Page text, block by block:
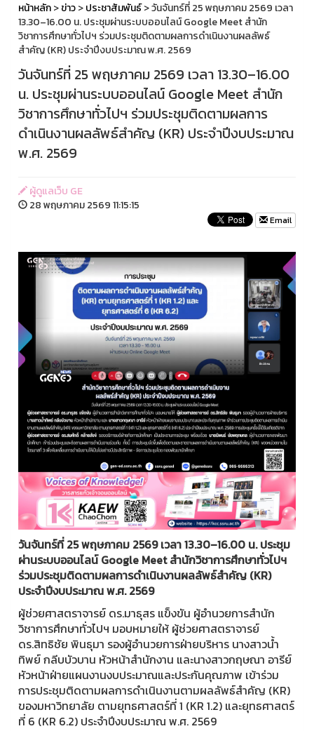
หน้าหลัก>ข่าว>ประชาสัมพันธ์> วันจันทร์ที่ 25 พฤษภาคม 2569 เวลา
13.30–16.00 น. ประชุมผ่านระบบออนไลน์ Google Meet สำนัก
วิชาการศึกษาทั่วไปฯ ร่วมประชุมติดตามผลการดำเนินงานผลลัพธ์
สำคัญ (KR) ประจำปีงบประมาณ พ.ศ. 2569
วันจันทร์ที่ 25 พฤษภาคม 2569 เวลา 13.30–16.00
น. ประชุมผ่านระบบออนไลน์ Google Meet สำนัก
วิชาการศึกษาทั่วไปฯ ร่วมประชุมติดตามผลการ
ดำเนินงานผลลัพธ์สำคัญ (KR) ประจำปีงบประมาณ
พ.ศ. 2569
ผู้ดูแลเว็บ GE
28 พฤษภาคม 2569 11:15:15
Email
วันจันทร์ที่ 25 พฤษภาคม 2569 เวลา 13.30–16.00 น. ประชุม
ผ่านระบบออนไลน์ Google Meetสำนักวิชาการศึกษาทั่วไปฯ
ร่วมประชุมติดตามผลการดำเนินงานผลลัพธ์สำคัญ (KR)
ประจำปีงบประมาณ พ.ศ. 2569
ผู้ช่วยศาสตราจารย์ ดร.มาธุสร แข็งขัน ผู้อำนวยการสำนัก
วิชาการศึกษาทั่วไปฯ มอบหมายให้ ผู้ช่วยศาสตราจารย์
ดร.สิทธิชัย พินธุมา รองผู้อำนวยการฝ่ายบริหาร นางสาวน้ำ
ทิพย์ กลีบบัวบาน หัวหน้าสำนักงาน และนางสาวกฤษณา อารีย์
หัวหน้าฝ่ายแผนงานงบประมาณและประกันคุณภาพ เข้าร่วม
การประชุมติดตามผลการดำเนินงานตามผลลัพธ์สำคัญ (KR)
ของมหาวิทยาลัย ตามยุทธศาสตร์ที่ 1 (KR 1.2) และยุทธศาสตร์
ที่ 6 (KR 6.2) ประจำปีงบประมาณ พ.ศ. 2569